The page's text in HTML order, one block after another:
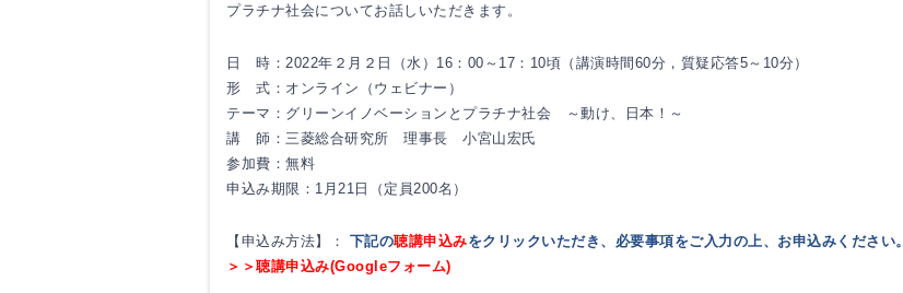
プラチナ社会についてお話しいただきます。
日 時：2022年２月２日（水）16：00～17：10頃（講演時間60分，質疑応答5～10分）
形 式：オンライン（ウェビナー）
テーマ：グリーンイノベーションとプラチナ社会 ～動け、日本！～
講 師：三菱総合研究所 理事長 小宮山宏氏
参加費：無料
申込み期限：1月21日（定員200名）
【申込み方法】： 下記の聴講申込みをクリックいただき、必要事項をご入力の上、お申込みください。
＞＞聴講申込み(Googleフォーム)